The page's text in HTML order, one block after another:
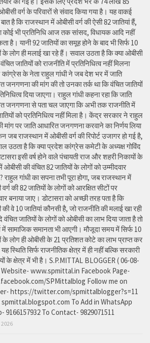
वर्ग के परिवारों से संवाद किया गया है। यह वाकई
है कि राजस्थान में ओबीसी वर्ग की ऐसी 82 जातियां हैं,
कोई भी प्रतिनिधि आज तक सांसद, विधायक आदि नहीं
है। यानी 92 जातियों का समूह होने के बाद भी सिर्फ 10
के लोग ही मलाई खा रहे हैं। सवाल उठता है कि क्या ओबीसी
जातियों को राजनीति में प्रतिनिधित्व नहीं मिलना
कांग्रेस के नेता राहुल गांधी ने जब देश भर में जाति
जनगणना की मांग की तो उनका तर्क था कि वंचित जातियों
दिया जाएगा। राहुल गांधी कहना रहा कि जाति
जनगणना से पता चल जाएगा कि अभी तक राजनीति में
को प्रतिनिधित्व नहीं मिला है। केंद्र सरकार ने राहुल
मांग पर जाति आधारित जनगणना करवाने का निर्णय लिया
जब राजस्थान में ओबीसी वर्ग की रिपोर्ट उजागर हो गई है,
उठता है कि क्या प्रदेश कांग्रेस कमेटी के अध्यक्ष गोविंद
इसी वर्ष होने वाले पंचायती राज और शहरी निकायों के
ओबीसी की वंचित 82 जातियों के लोगों को उम्मीदवार
राहुल गांधी का सपना तभी पूरा होगा, जब राजस्थान में
की 82 जातियों के लोगों को आरक्षित सीटों पर
बनाया जाए। डोटासरा को अच्छी तरह पता है कि
वे 10 जातियां कौनसी है, जो राजनीति की मलाई खा रही
वंचित जातियों के लोगों को ओबीसी का लाभ दिया जाता है तो
में सामाजिक समानता भी आएगी। मौजूदा समय में सिर्फ 10
के लोग ही ओबीसी के 21 प्रतिशत कोटे का लाभ प्राप्त कर
स्थिति सिर्फ राजनीतिक क्षेत्र में ही नहीं बल्कि सरकारी
के क्षेत्र में भी है। S.P.MITTAL BLOGGER ( 06-08-
Website- www.spmittal.in Facebook Page-
SPMittalblog Follow me on
https://twitter.com/spmittalblogger?s=11
To Add in WhatsApp
9166157932 To Contact- 9829071511
2026